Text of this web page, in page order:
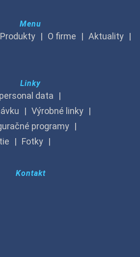
Menu
Produkty O firme
Aktuality
Linky
data
Výrobné linky
programy
Fotky
Kontakt